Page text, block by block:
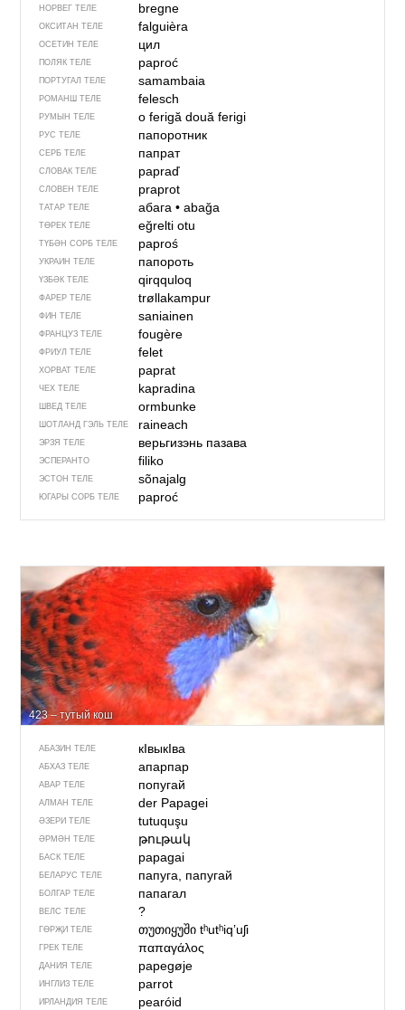
НОРВЕГ ТЕЛЕ bregne
ОКСИТАН ТЕЛЕ falguièra
ОСЕТИН ТЕЛЕ цил
ПОЛЯК ТЕЛЕ paproć
ПОРТУГАЛ ТЕЛЕ samambaia
РОМАНШ ТЕЛЕ felesch
РУМЫН ТЕЛЕ o ferigădouă ferigi
РУС ТЕЛЕ папоротник
СЕРБ ТЕЛЕ папрат
СЛОВАК ТЕЛЕ papraď
СЛОВЕН ТЕЛЕ praprot
ТАТАР ТЕЛЕ абага• abağa
ТӨРЕК ТЕЛЕ eğrelti otu
ТҮБӘН СОРБ ТЕЛЕ paproś
УКРАИН ТЕЛЕ папороть
ҮЗБӘК ТЕЛЕ qirqquloq
ФАРЕР ТЕЛЕ trøllakampur
ФИН ТЕЛЕ saniainen
ФРАНЦУЗ ТЕЛЕ fougère
ФРИУЛ ТЕЛЕ felet
ХОРВАТ ТЕЛЕ paprat
ЧЕХ ТЕЛЕ kapradina
ШВЕД ТЕЛЕ ormbunke
ШОТЛАНД ГЭЛЬ ТЕЛЕ raineach
ЭРЗЯ ТЕЛЕ верьгизэнь пазава
ЭСПЕРАНТО filiko
ЭСТОН ТЕЛЕ sõnajalg
ЮГАРЫ СОРБ ТЕЛЕ paproć
423 – тутый кош
АБАЗИН ТЕЛЕ кIвыкIва
АБХАЗ ТЕЛЕ апарпар
АВАР ТЕЛЕ попугай
АЛМАН ТЕЛЕ der Papagei
ӘЗЕРИ ТЕЛЕ tutuquşu
ӘРМӘН ТЕЛЕ թութակ
БАСК ТЕЛЕ papagai
БЕЛАРУС ТЕЛЕ папуга, папугай
БОЛГАР ТЕЛЕ папагал
ВЕЛС ТЕЛЕ ?
ГӨРҖИ ТЕЛЕ თუთიყუშიtʰutʰiqʼuʃi
ГРЕК ТЕЛЕ παπαγάλος
ДАНИЯ ТЕЛЕ papegøje
ИНГЛИЗ ТЕЛЕ parrot
ИРЛАНДИЯ ТЕЛЕ pearóid